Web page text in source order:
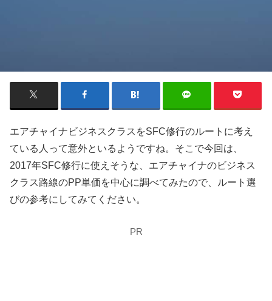
エアチャイナビジネスクラスをSFC修行のルートに考え
ている人って意外といるようですね。そこで今回は、
2017年SFC修行に使えそうな、エアチャイナのビジネス
クラス路線のPP単価を中心に調べてみたので、ルート選
びの参考にしてみてください。
PR